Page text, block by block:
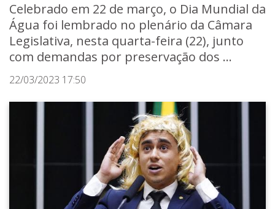
Celebrado em 22 de março, o Dia Mundial da
Água foi lembrado no plenário da Câmara
Legislativa, nesta quarta-feira (22), junto
com demandas por preservação dos ...
22/03/2023 17:50